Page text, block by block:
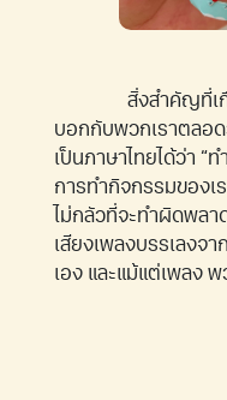
สิ่งสำคัญที่เ
บอกกับพวกเราตลอด
เป็นภาษาไทยได้ว่า “
การทำกิจกรรมของเ
ไม่กลัวที่จะทำผิดพลา
เสียงเพลงบรรเลงจ
เอง และแม้แต่เพลง